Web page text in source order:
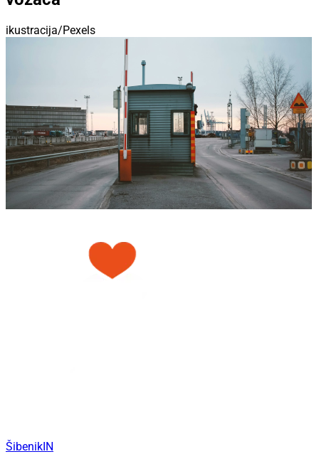
ikustracija/Pexels
ŠibenikIN